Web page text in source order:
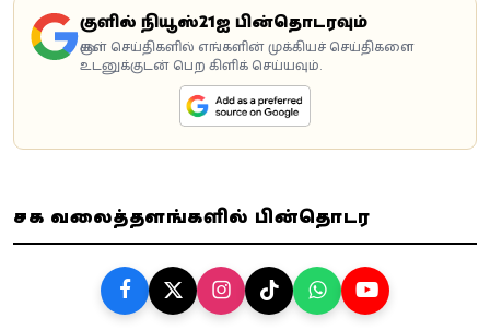
கூகுளில் நியூஸ்21ஐ பின்தொடரவும்
கூகுள் செய்திகளில் எங்களின் முக்கியச் செய்திகளை
உடனுக்குடன் பெற கிளிக் செய்யவும்.
சமூக வலைத்தளங்களில் பின்தொடர